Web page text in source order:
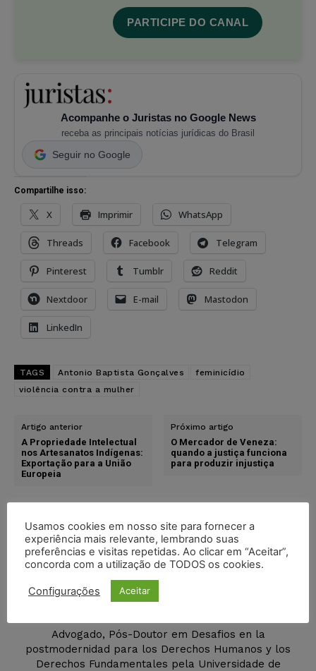
PARTICIPE DO CANAL
Acompanhe o Juristas no Google News
receba as principais notícias jurídicas do Brasil
Seguir no Google
Compartilhe isso:
X Imprimir WhatsApp
Threads Facebook Telegram
Pinterest Tumblr Reddit
Nextdoor E-mail Mastodon
LinkedIn
TAGS Antonio Baptista Gonçalves
feminicídio
violência contra a mulher
Artigo anterior
A Propriedade Intelectual
nos Artesanatos Indígenas:
Exportação para a União
Europeia
Próximo artigo
O Mercador de Veneza:
quando a justiça funciona
para produzir injustiça
Advogado, Pós-Doutor em Desafios en la
postmodernidad para los Derechos Humanos y los
Derechos Fundamentales pela Universidade de
Usamos cookies em nosso site para fornecer a
experiência mais relevante, lembrando suas
preferências e visitas repetidas. Ao clicar em “Aceitar”,
concorda com a utilização de TODOS os cookies.
Configurações Aceitar